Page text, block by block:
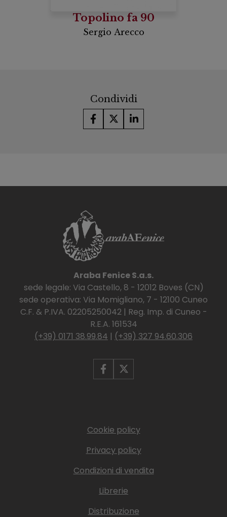
Topolino fa 90
Sergio Arecco
Condividi
Araba Fenice S.a.s.
sede legale: Via Castello, 8 - 12012 Boves (CN)
sede operativa: Via Momigliano, 7 - 12100 Cuneo
C.F. & P.IVA. 02205250042 | Reg. Imp. di Cuneo -
R.E.A. 161534
(+39) 0171 38.99.84 | (+39) 327 94.60.306
Cookie policy
Privacy policy
Condizioni di vendita
Librerie
Distribuzione